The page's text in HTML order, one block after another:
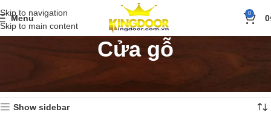
Skip to navigation
Skip to main content
Menu 0 0
Cửa gỗ
Show sidebar